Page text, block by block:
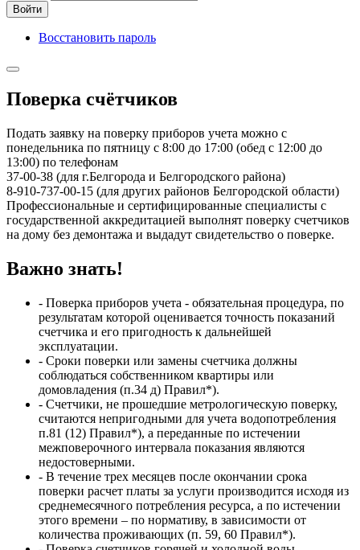
Войти
Восстановить пароль
Поверка счётчиков
Подать заявку на поверку приборов учета можно с
понедельника по пятницу с 8:00 до 17:00 (обед с 12:00 до
13:00) по телефонам
37-00-38 (для г.Белгорода и Белгородского района)
8-910-737-00-15 (для других районов Белгородской области)
Профессиональные и сертифицированные специалисты с
государственной аккредитацией выполнят поверку счетчиков
на дому без демонтажа и выдадут свидетельство о поверке.
Важно знать!
- Поверка приборов учета - обязательная процедура, по
результатам которой оценивается точность показаний
счетчика и его пригодность к дальнейшей
эксплуатации.
- Сроки поверки или замены счетчика должны
соблюдаться собственником квартиры или
домовладения (п.34 д) Правил*).
- Счетчики, не прошедшие метрологическую поверку,
считаются непригодными для учета водопотребления
п.81 (12) Правил*), а переданные по истечении
межповерочного интервала показания являются
недостоверными.
- В течение трех месяцев после окончании срока
поверки расчет платы за услуги производится исходя из
среднемесячного потребления ресурса, а по истечении
этого времени – по нормативу, в зависимости от
количества проживающих (п. 59, 60 Правил*).